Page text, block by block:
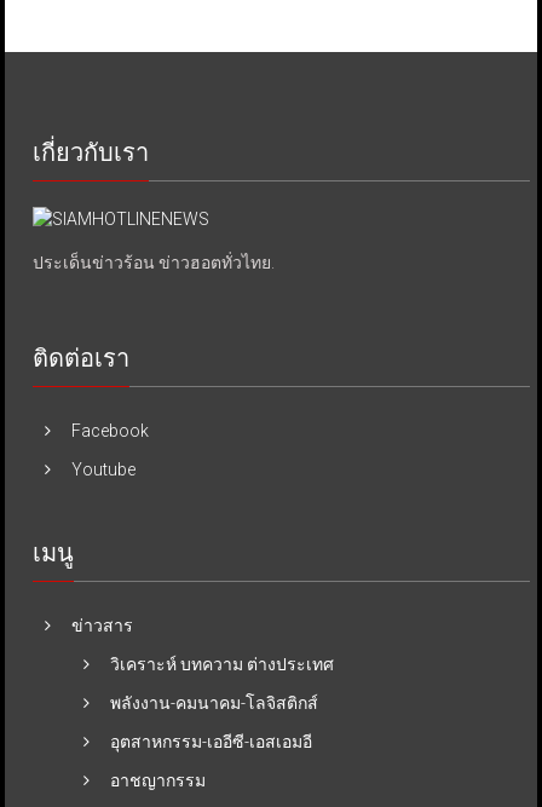
เกี่ยวกับเรา
ประเด็นข่าวร้อน ข่าวฮอตทั่วไทย.
ติดต่อเรา
Facebook
Youtube
เมนู
ข่าวสาร
วิเคราะห์ บทความ ต่างประเทศ
พลังงาน-คมนาคม-โลจิสติกส์
อุตสาหกรรม-เออีซี-เอสเอมอี
อาชญากรรม